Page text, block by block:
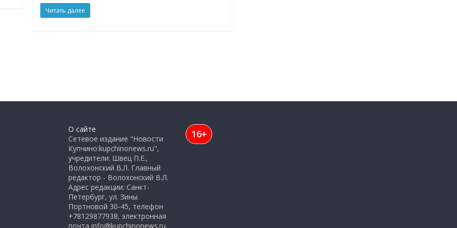
Читать далее
О сайте
Сетевое издание "Новости
Купчино:kupchinonews.ru",
учредители: Швец П.Е.,
Волохонский В.Л. Главный
редактор - Волохонский В.Л.
Адрес редакции: Санкт-
Петербург, ул. Зины
Портновой 30-45, телефон
+78129877938, электронная
почта info@kupchinonews.ru.
16+